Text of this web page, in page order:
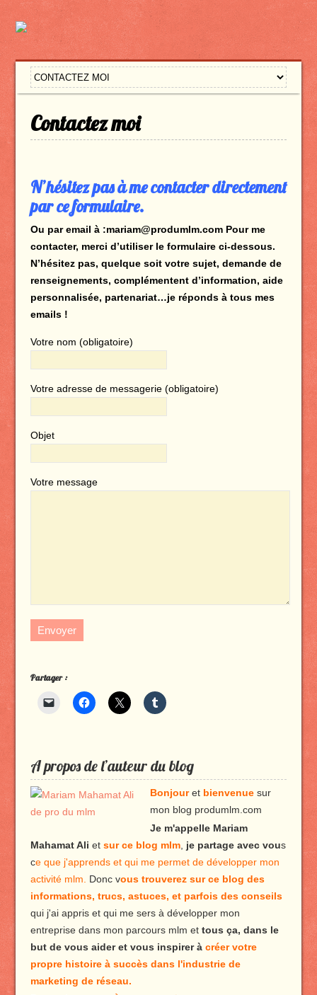
Contactez moi
N’hésitez pas à me contacter directement
par ce formulaire.
Ou par email à :mariam@produmlm.com Pour me
contacter, merci d’utiliser le formulaire ci-dessous.
N’hésitez pas, quelque soit votre sujet, demande de
renseignements, complémentent d’information, aide
personnalisée, partenariat…je réponds à tous mes
emails !
Votre nom (obligatoire)
Votre adresse de messagerie (obligatoire)
Objet
Votre message
Partager :
A propos de l’auteur du blog
Bonjouret bienvenuesur
mon blog produmlm.com
Je m'appelle Mariam
Mahamat Ali et sur ce blog mlm, je partage avec vous
ce que j'apprends et qui me permet de développer mon
activité mlm.
Donc vous trouverez sur ce blog des
informations, trucs, astuces, et parfois des conseils
qui j'ai appris et qui me sers à développer mon
entreprise dans mon parcours mlm ettous ça, dans le
but de vous aider et vous inspirer à créer votre
propre histoire à succès dans l'industrie de
marketing de réseau.